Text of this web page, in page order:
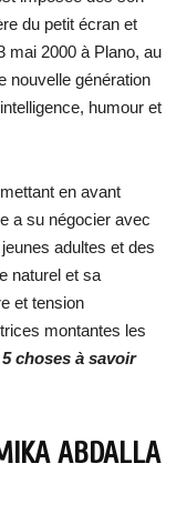
du petit écran et
mai 2000 à Plano, au
nouvelle génération
humour et
en avant
a su négocier avec
adultes et des
naturel et sa
et tension
montantes les
5 choses à savoir
ABDALLA